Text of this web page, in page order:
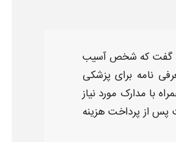
گفت که شخص آسیب
نامه برایپزشکی
با مدارک مورد نیاز
پس از پرداخت هزینه